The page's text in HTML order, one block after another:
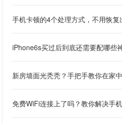
手机卡顿的4个处理方式，不用恢
iPhone6s买过后到底还需要配哪些
新房墙面光秃秃？手把手教你在家
免费WiFi连接上了吗？教你解决手